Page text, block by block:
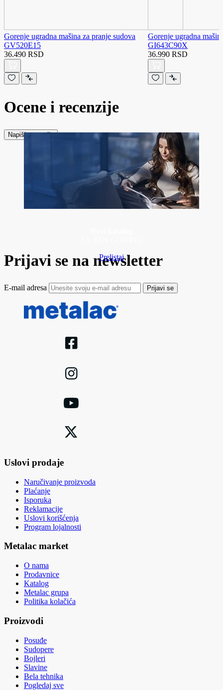
Gorenje ugradna mašina za pranje sudova
GV520E15
36.490 RSD
Gorenje ugradna
GI643C90X
36.990 RSD
Ocene i recenzije
Napiši recenziju
Prelistaj
Prijavi se na newsletter
E-mail adresa Prijavi se
Uslovi prodaje
Naručivanje proizvoda
Plaćanje
Isporuka
Reklamacije
Uslovi korišćenja
Program lojalnosti
Metalac market
O nama
Prodavnice
Katalog
Metalac grupa
Politika kolačića
Proizvodi
Posuđe
Sudopere
Bojleri
Slavine
Bela tehnika
Pogledaj sve